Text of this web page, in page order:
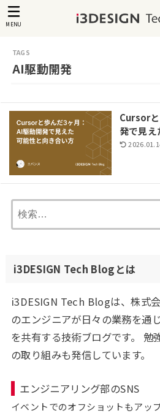
MENU
AI駆動開発
Cursor
発で見
索:
i3DESIGN Tech Blogとは
i3DESIGN Tech Blogは、株式
のエンジニアが日々の業務を通
を共有する技術ブログです。 勉
の取り組みも発信しています。
エンジニアリング部のSNS
イベントでのオフショットもアッ